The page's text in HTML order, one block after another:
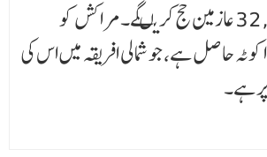
سوڈان سے 32,000 عازمین حج کریںگے۔مراکش کو
حاصل ہے، جو شمالی افریقہ میں اس کی
ہے۔